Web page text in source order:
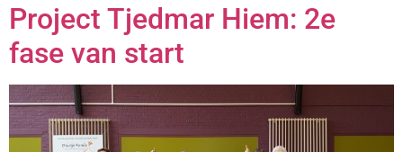
Project Tjedmar Hiem: 2e
fase van start